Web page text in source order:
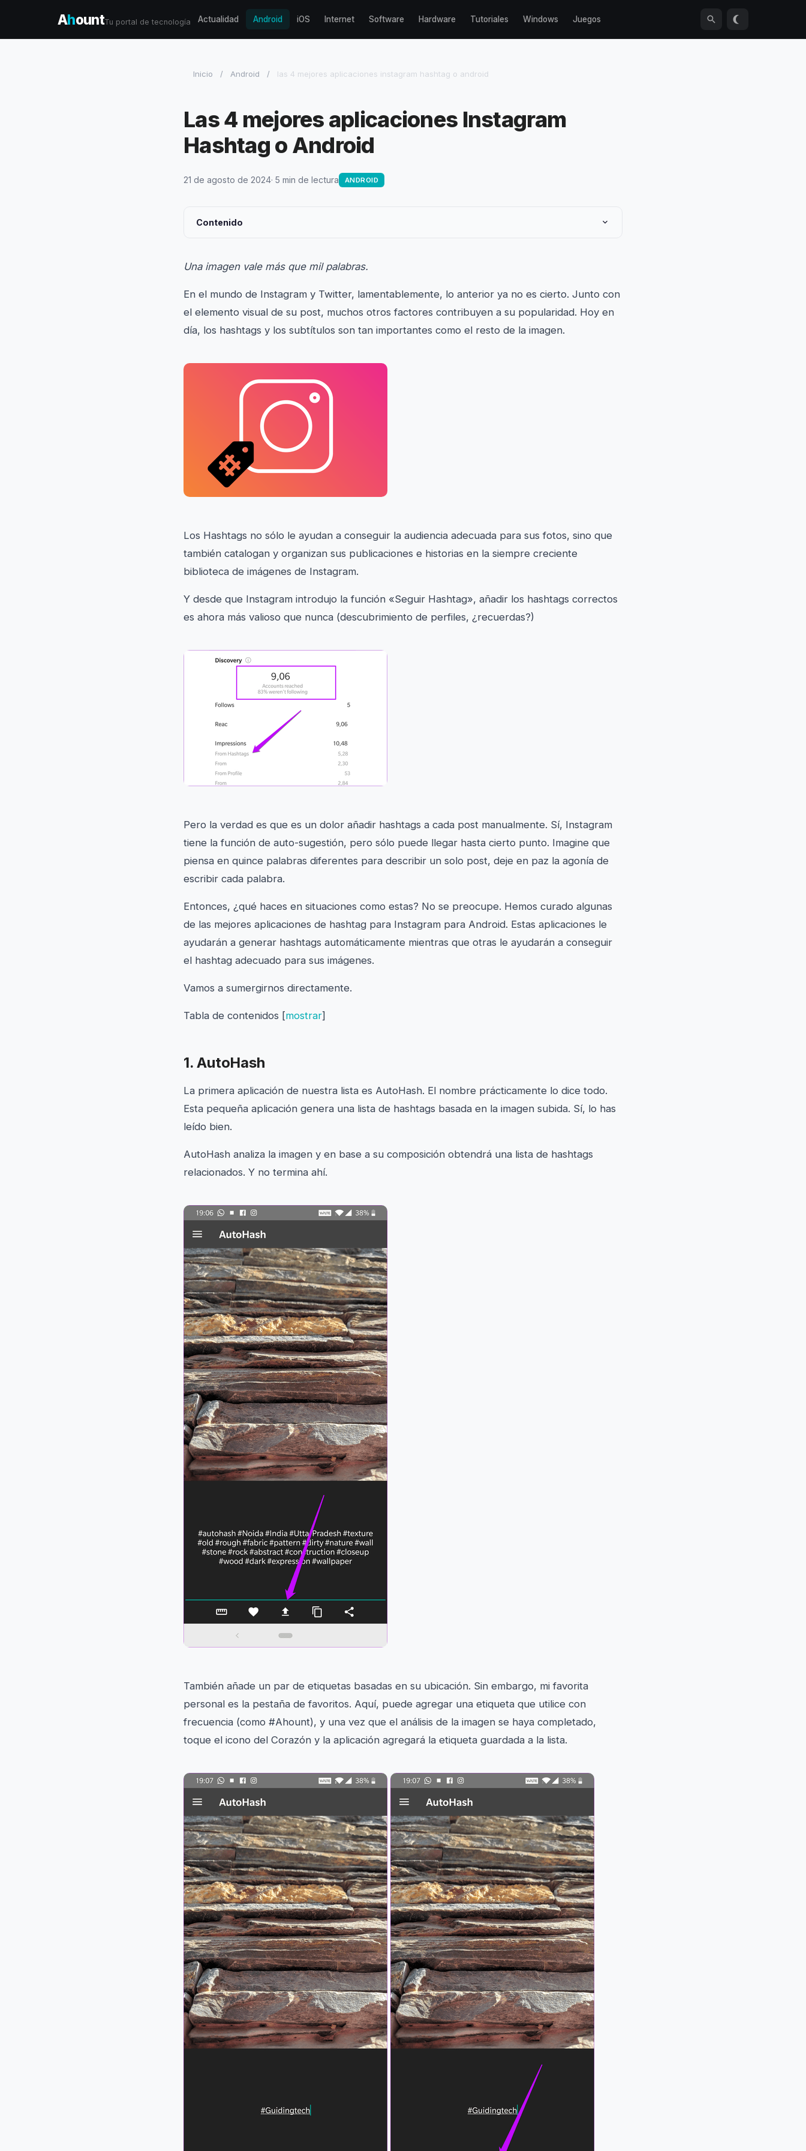
AhountTu portal de tecnología Actualidad Android iOS Internet Software Hardware Tutoriales Windows Juegos
Inicio / Android / las 4 mejores aplicaciones instagram hashtag o android
Las 4 mejores aplicaciones Instagram
Hashtag o Android
21 de agosto de 2024· 5 min de lectura ANDROID
Contenido
Una imagen vale más que mil palabras.
En el mundo de Instagram y Twitter, lamentablemente, lo anterior ya no es cierto. Junto con
el elemento visual de su post, muchos otros factores contribuyen a su popularidad. Hoy en
día, los hashtags y los subtítulos son tan importantes como el resto de la imagen.
Los Hashtags no sólo le ayudan a conseguir la audiencia adecuada para sus fotos, sino que
también catalogan y organizan sus publicaciones e historias en la siempre creciente
biblioteca de imágenes de Instagram.
Y desde que Instagram introdujo la función «Seguir Hashtag», añadir los hashtags correctos
es ahora más valioso que nunca (descubrimiento de perfiles, ¿recuerdas?)
Pero la verdad es que es un dolor añadir hashtags a cada post manualmente. Sí, Instagram
tiene la función de auto-sugestión, pero sólo puede llegar hasta cierto punto. Imagine que
piensa en quince palabras diferentes para describir un solo post, deje en paz la agonía de
escribir cada palabra.
Entonces, ¿qué haces en situaciones como estas? No se preocupe. Hemos curado algunas
de las mejores aplicaciones de hashtag para Instagram para Android. Estas aplicaciones le
ayudarán a generar hashtags automáticamente mientras que otras le ayudarán a conseguir
el hashtag adecuado para sus imágenes.
Vamos a sumergirnos directamente.
Tabla de contenidos [mostrar]
1. AutoHash
La primera aplicación de nuestra lista es AutoHash. El nombre prácticamente lo dice todo.
Esta pequeña aplicación genera una lista de hashtags basada en la imagen subida. Sí, lo has
leído bien.
AutoHash analiza la imagen y en base a su composición obtendrá una lista de hashtags
relacionados. Y no termina ahí.
También añade un par de etiquetas basadas en su ubicación. Sin embargo, mi favorita
personal es la pestaña de favoritos. Aquí, puede agregar una etiqueta que utilice con
frecuencia (como #Ahount), y una vez que el análisis de la imagen se haya completado,
toque el icono del Corazón y la aplicación agregará la etiqueta guardada a la lista.